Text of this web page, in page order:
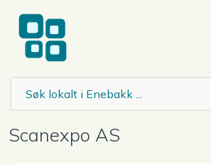
Scanexpo AS